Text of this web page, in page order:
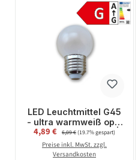
LED Leuchtmittel G45
- ultra warmweiß opal
2200K - E27 - 1,5W |
SATISFIRE
Verkaufspreis:
4,89 € Regulärer Preis:
6,09 €(19.7% gespart)
Preise inkl. MwSt. zzgl.
Versandkosten